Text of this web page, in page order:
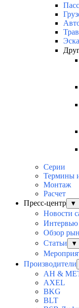
Серии
Термины
Монтаж
Расчет
Пресс-центр
▼
Новости
Интервью
Обзор
Статьи ▼
Производители
AH &
AXEL
BKG
BLT